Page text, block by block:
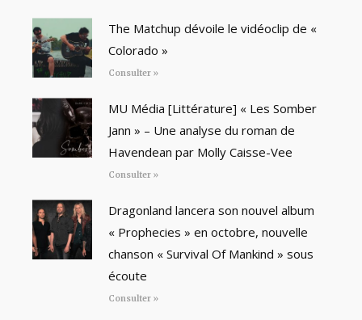
The Matchup dévoile le vidéoclip de «
Colorado »
Consulter »
MU Média [Littérature] « Les Somber
Jann » – Une analyse du roman de
Havendean par Molly Caisse-Vee
Consulter »
Dragonland lancera son nouvel album
« Prophecies » en octobre, nouvelle
chanson « Survival Of Mankind » sous
écoute
Consulter »